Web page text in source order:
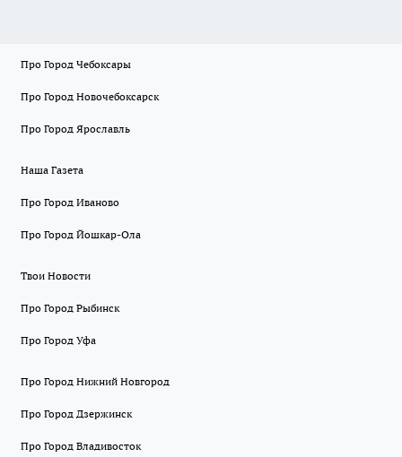
Про Город Чебоксары
Про Город Новочебоксарск
Про Город Ярославль
Наша Газета
Про Город Иваново
Про Город Йошкар-Ола
Твои Новости
Про Город Рыбинск
Про Город Уфа
Про Город Нижний Новгород
Про Город Дзержинск
Про Город Владивосток